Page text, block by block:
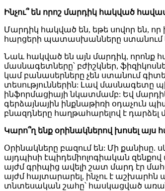
Ինչու՞ են որոշ մարդիկ հակված
Մարդիկ հակված են, եթե սովոր են,
հարցերի պատասխանները ստանում
Նաև հակված են այն մարդիկ, որոնք
մասնագետները՝ բժիշկներ,
կամ բանասերները չեն ստանում
տեսություններին: Լավ մասնագետը
ինֆորմացիայի նկատմամբ: Եվ
գերձայնային ինքնաթիռի օդաչուն
բնազդները հաղթահարելով է դարձել
Կարո՞ղ ենք օրինակներով խոսել այս
Օրինակները բազում են: Մի քանիսը.
այդպիսի էպիդեմիոլոգիական
այժմ գրիպից ավելի շատ մարդ էր
այժմ հայտարարել, ինչու է աշխարհն
տնտեսական շահը՝ հասկացված